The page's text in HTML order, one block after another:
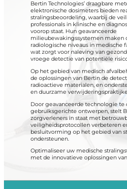
Bertin Technologies’ draagbare
elektronische dosimeters bieden
stralingsbeoordeling, waarbij de
professionals in klinische en
voorop staat. Hun geavanceerde
milieubewakingssystemen maken
radiologische niveaus in medische
wat zorgt voor naleving van
vroege detectie van potentiële
Op het gebied van medisch
de oplossingen van Bertin de
radioactieve materialen, en
en duurzame
Door geavanceerde technologie
gebruiksgerichte ontwerpen, stelt
zorgverleners in staat met
veiligheidsprotocollen verbeteren
besluitvorming op het gebied van
ondersteunen.
Optimaliseer uw medische
met de innovatieve oplossingen